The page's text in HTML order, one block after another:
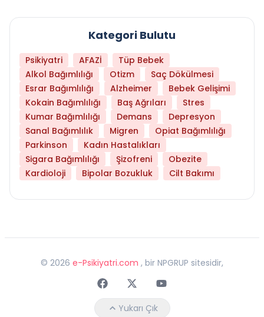
Kategori Bulutu
Psikiyatri AFAZİ
Tüp Bebek
Alkol Bağımlılığı
Otizm
Saç Dökülmesi
Esrar Bağımlılığı
Alzheimer
Bebek Gelişimi
Kokain Bağımlılığı
Baş Ağrıları
Stres
Kumar Bağımlılığı
Demans
Depresyon
Sanal Bağımlılık
Migren
Opiat Bağımlılığı
Parkinson
Kadın Hastalıkları
Sigara Bağımlılığı
Şizofreni
Obezite
Kardioloji
Bipolar Bozukluk Cilt Bakımı
© 2026 e-Psikiyatri.com , bir NPGRUP sitesidir,
FaceebokTwitterYoutube
Yukarı Çık